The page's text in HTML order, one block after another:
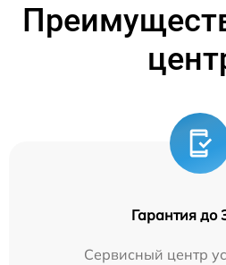
Гарантия до
Сервисный центр